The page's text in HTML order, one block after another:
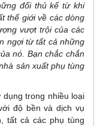
đối thủ kể từ khi
thế giới về các dòng
vượt trội của các
ngợi từ tất cả những
nó. Bạn chắc chắn
sản xuất phụ tùng
trong nhiều loại
độ bền và dịch vụ
tất cả các phụ tùng